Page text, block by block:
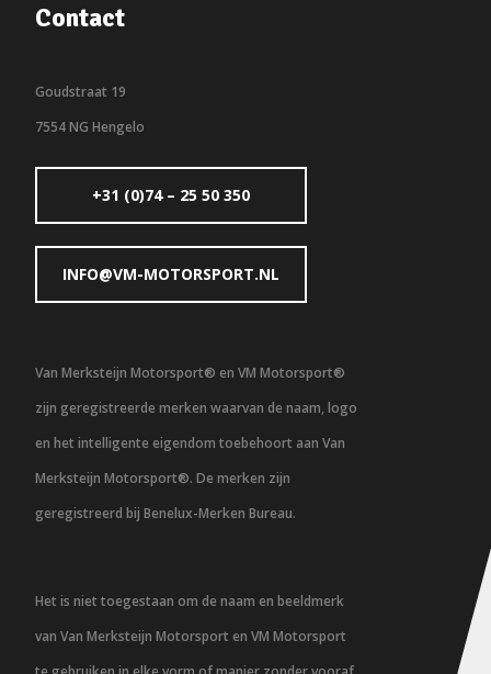
Contact
Goudstraat 19
7554 NG Hengelo
+31 (0)74 – 25 50 350
INFO@VM-MOTORSPORT.NL
Van Merksteijn Motorsport® en VM Motorsport®
zijn geregistreerde merken waarvan de naam, logo
en het intelligente eigendom toebehoort aan Van
Merksteijn Motorsport®. De merken zijn
geregistreerd bij Benelux-Merken Bureau.
Het is niet toegestaan om de naam en beeldmerk
van Van Merksteijn Motorsport en VM Motorsport